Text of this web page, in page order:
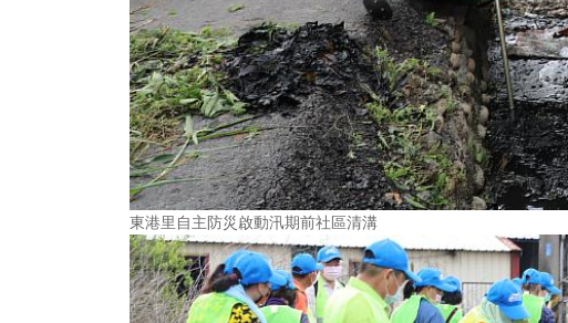
東港里自主防災啟動汛期前社區清溝